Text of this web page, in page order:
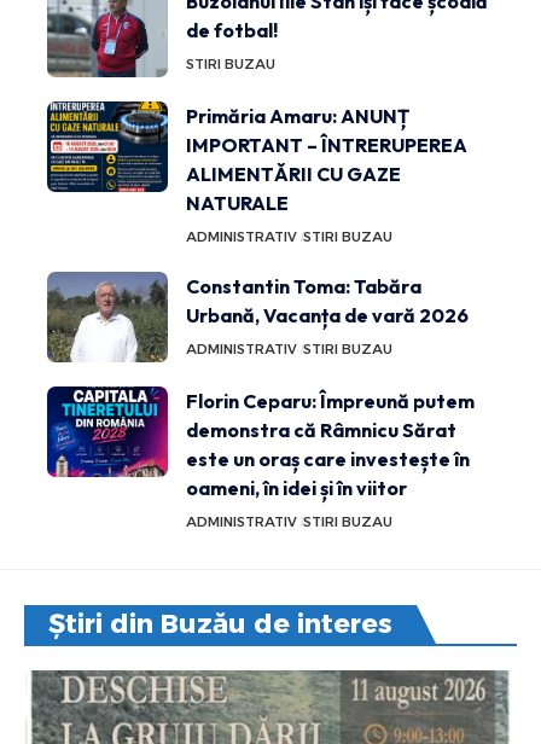
de fotbal!
STIRI BUZAU
Primăria Amaru: ANUNȚ
IMPORTANT – ÎNTRERUPEREA
ALIMENTĂRII CU GAZE
NATURALE
ADMINISTRATIV STIRI BUZAU
Constantin Toma: Tabăra
Urbană, Vacanța de vară 2026
ADMINISTRATIV STIRI BUZAU
Florin Ceparu: Împreună putem
demonstra că Râmnicu Sărat
este un oraș care investește în
oameni, în idei și în viitor
ADMINISTRATIV STIRI BUZAU
Știri din Buzău de interes